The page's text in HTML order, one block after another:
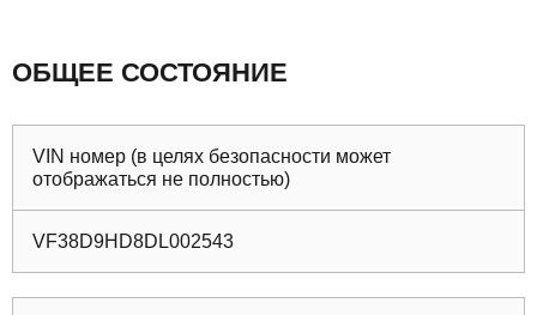
ОБЩЕЕ СОСТОЯНИЕ
VIN номер (в целях безопасности может
отображаться не полностью)
VF38D9HD8DL002543